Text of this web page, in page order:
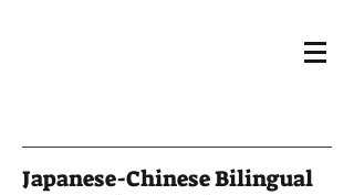
Japanese-Chinese Bilingual